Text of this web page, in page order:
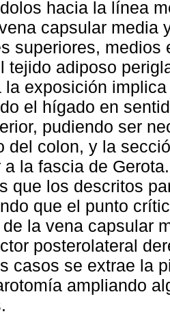
hacia la línea
capsular media
superiores,
tejido adiposo
la exposición
el hígado en
pudiendo ser
del colon, y la
a la fascia de
que los descritos
que el punto
la vena capsular
posterolateral
casos se extrae la
ampliando